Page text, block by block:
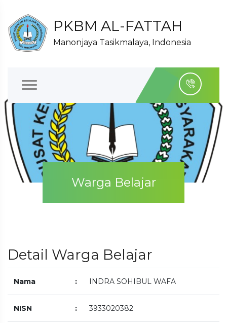
PKBM AL-FATTAH
Manonjaya Tasikmalaya, Indonesia
Warga Belajar
Detail Warga Belajar
Nama : INDRA SOHIBUL WAFA
NISN : 3933020382